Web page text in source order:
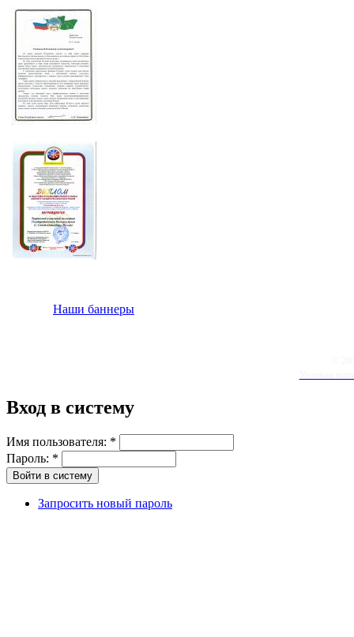
Наши баннеры
Вход в систему
Имя пользователя: *
Пароль: *
Запросить новый пароль